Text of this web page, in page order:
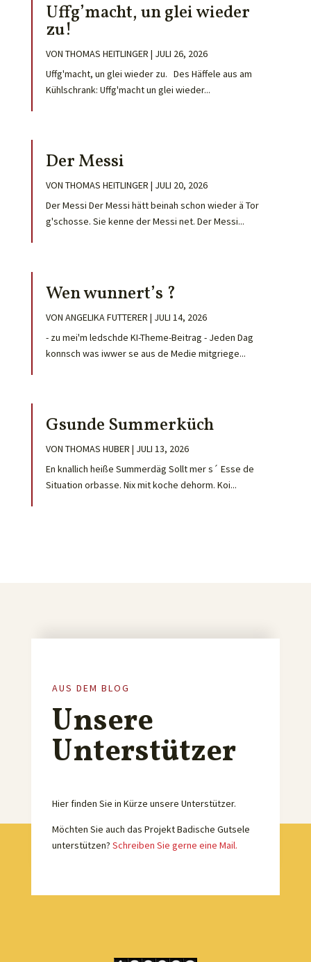
Uffg’macht, un glei wieder
zu!
VON THOMAS HEITLINGER | JULI 26, 2026
Uffg'macht, un glei wieder zu. Des Häffele aus am
Kühlschrank: Uffg'macht un glei wieder...
Der Messi
VON THOMAS HEITLINGER | JULI 20, 2026
Der Messi Der Messi hätt beinah schon wieder ä Tor
g'schosse. Sie kenne der Messi net. Der Messi...
Wen wunnert’s ?
VON ANGELIKA FUTTERER | JULI 14, 2026
- zu mei'm ledschde KI-Theme-Beitrag - Jeden Dag
konnsch was iwwer se aus de Medie mitgriege...
Gsunde Summerküch
VON THOMAS HUBER | JULI 13, 2026
En knallich heiße Summerdäg Sollt mer s´ Esse de
Situation orbasse. Nix mit koche dehorm. Koi...
AUS DEM BLOG
Unsere
Unterstützer
Hier finden Sie in Kürze unsere Unterstützer.
Möchten Sie auch das Projekt Badische Gutsele
unterstützen? Schreiben Sie gerne eine Mail.